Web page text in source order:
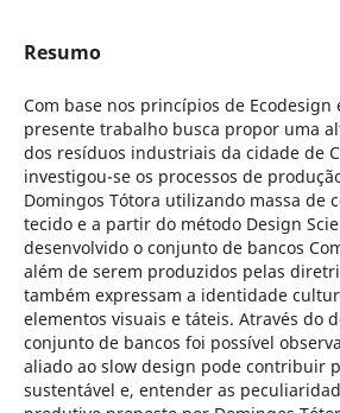
Resumo
Com base nos princípios de Ecodesign
presente trabalho busca propor uma
dos resíduos industriais da cidade de
investigou-se os processos de
Domingos Tótora utilizando massa de
tecido e a partir do método Design
desenvolvido o conjunto de bancos
além de serem produzidos pelas
também expressam a identidade
elementos visuais e táteis. Através do
conjunto de bancos foi possível
aliado ao slow design pode contribuir
sustentável e, entender as